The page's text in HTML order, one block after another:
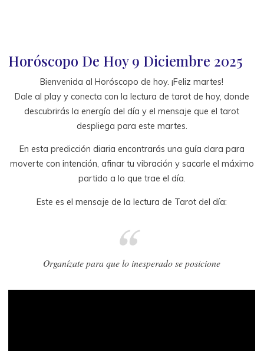
Horóscopo De Hoy 9 Diciembre 2025
Bienvenida al Horóscopo de hoy. ¡Feliz martes!
Dale al play y conecta con la lectura de tarot de hoy, donde
descubrirás la energía del día y el mensaje que el tarot
despliega para este martes.
En esta predicción diaria encontrarás una guía clara para
moverte con intención, afinar tu vibración y sacarle el máximo
partido a lo que trae el día.
Este es el mensaje de la lectura de Tarot del día:
Organízate para que lo inesperado se posicione